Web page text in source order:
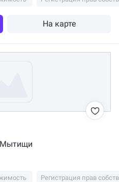
На карте
Мытищи
Регистрация прав